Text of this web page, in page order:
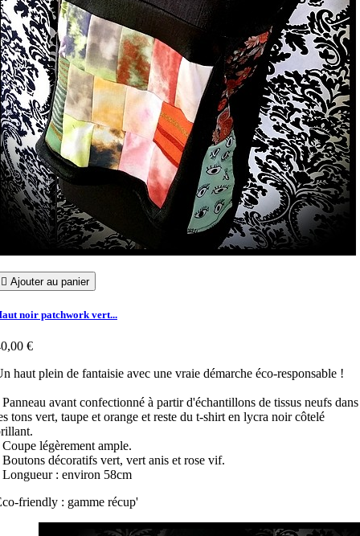
 Ajouter au panier
noir patchwork vert...
€
haut plein de fantaisie avec une vraie démarche éco-responsable !
Panneau avant confectionné à partir d'échantillons de tissus neufs dans
tons vert, taupe et orange et reste du t-shirt en lycra noir côtelé
Coupe légèrement ample.
Boutons décoratifs vert, vert anis et rose vif.
Longueur : environ 58cm
friendly : gamme récup'